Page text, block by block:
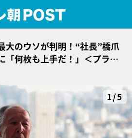
大のウソが判明！“社長”橋爪
「何枚も上手だ！」＜プライ
1/5